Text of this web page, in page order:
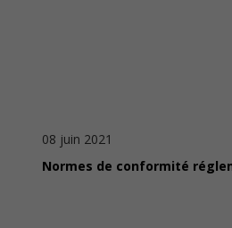
08 juin 2021
Normes de conformité